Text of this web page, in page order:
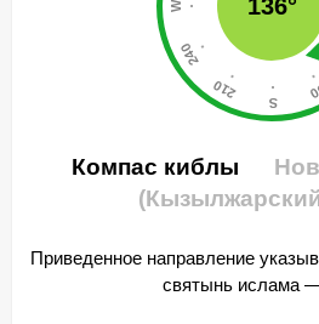
136°
Компас киблы
Приведенное направление
святынь ислама